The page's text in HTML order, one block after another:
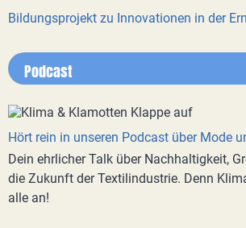
Bildungsprojekt zu Innovationen in der
Podcast
Hört rein in unseren Podcast über Mode
Dein ehrlicher Talk über Nachhaltigkeit,
die Zukunft der Textilindustrie. Denn
alle an!